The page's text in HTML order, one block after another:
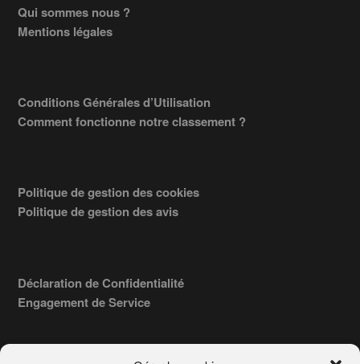
Footer
Qui sommes nous ?
Mentions légales
Conditions Générales d’Utilisation
Comment fonctionne notre classement ?
Politique de gestion des cookies
Politique de gestion des avis
Déclaration de Confidentialité
Engagement de Service